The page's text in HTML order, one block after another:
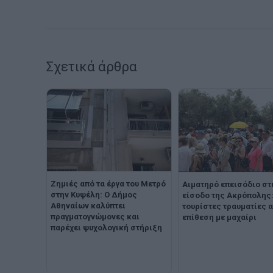
Σχετικά άρθρα
Ζημιές από τα έργα του Μετρό
στην Κυψέλη: Ο Δήμος
Αθηναίων καλύπτει
πραγματογνώμονες και
παρέχει ψυχολογική στήριξη
Αιματηρό επεισόδιο
είσοδο της
τουρίστες τραυματίες
επίθεση με μαχαίρι